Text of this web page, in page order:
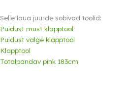
Selle laua juurde sobivad toolid:
Puidust must klapptool
Puidust valge klapptool
Klapptool
Totalpandav pink 183cm